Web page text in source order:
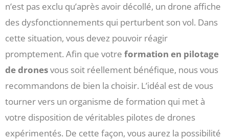
n’est pas exclu qu’après avoir décollé, un drone affiche
des dysfonctionnements qui perturbent son vol. Dans
cette situation, vous devez pouvoir réagir
promptement. Afin que votre formation en pilotage
de dronesvous soit réellement bénéfique, nous vous
recommandons de bien la choisir. L’idéal est de vous
tourner vers un organisme de formation qui met à
votre disposition de véritables pilotes de drones
expérimentés. De cette façon, vous aurez la possibilité